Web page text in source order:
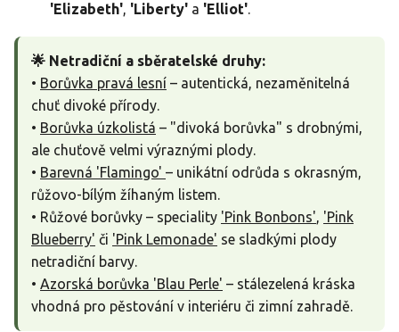
'Elizabeth', 'Liberty' a 'Elliot'.
🌟 Netradiční a sběratelské druhy:
• Borůvka pravá lesní – autentická, nezaměnitelná
chuť divoké přírody.
• Borůvka úzkolistá – "divoká borůvka" s drobnými,
ale chuťově velmi výraznými plody.
• Barevná 'Flamingo' – unikátní odrůda s okrasným,
růžovo-bílým žíhaným listem.
• Růžové borůvky – speciality 'Pink Bonbons', 'Pink
Blueberry' či 'Pink Lemonade' se sladkými plody
netradiční barvy.
• Azorská borůvka 'Blau Perle' – stálezelená kráska
vhodná pro pěstování v interiéru či zimní zahradě.